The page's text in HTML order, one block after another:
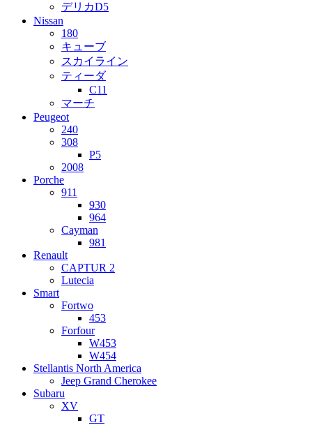
デリカD5
Nissan
180
キューブ
スカイライン
ティーダ
C11
マーチ
Peugeot
240
308
P5
2008
Porche
911
930
964
Cayman
981
Renault
CAPTUR 2
Lutecia
Smart
Fortwo
453
Forfour
W453
W454
Stellantis North America
Jeep Grand Cherokee
Subaru
XV
GT